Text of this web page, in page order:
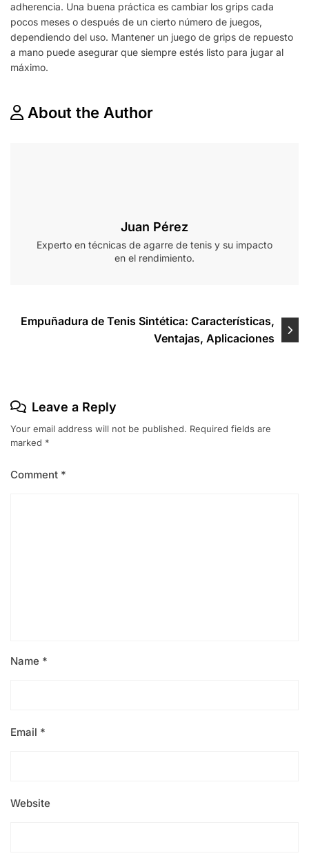
adherencia. Una buena práctica es cambiar los grips cada
pocos meses o después de un cierto número de juegos,
dependiendo del uso. Mantener un juego de grips de repuesto
a mano puede asegurar que siempre estés listo para jugar al
máximo.
About the Author
Juan Pérez
Experto en técnicas de agarre de tenis y su impacto
en el rendimiento.
Post
Empuñadura de Tenis Sintética: Características,
Ventajas, Aplicaciones
Leave a Reply
Your email address will not be published. Required fields are
marked *
Comment *
Name *
Email *
Website